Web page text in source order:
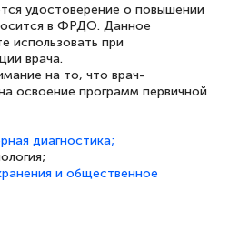
на все
и в течении
уровня
удостоверение о повышении
в ФРДО. Данное
использовать при
врача.
на то, что врач-
освоение программ первичной
диагностика;
и общественное